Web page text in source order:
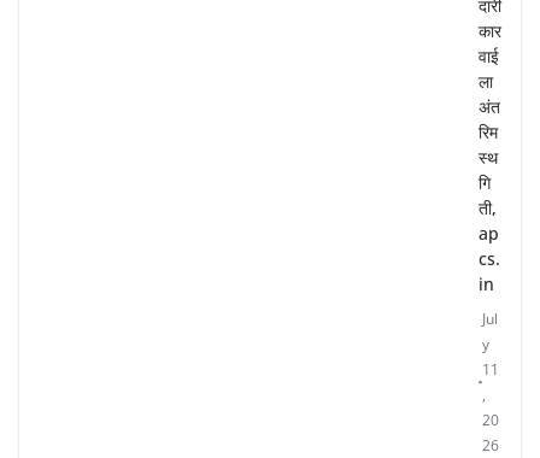
दारी
कार
वाई
ला
अंत
रिम
स्थ
गि
ती,
ap
cs.
in
Jul
y
11
,
20
26